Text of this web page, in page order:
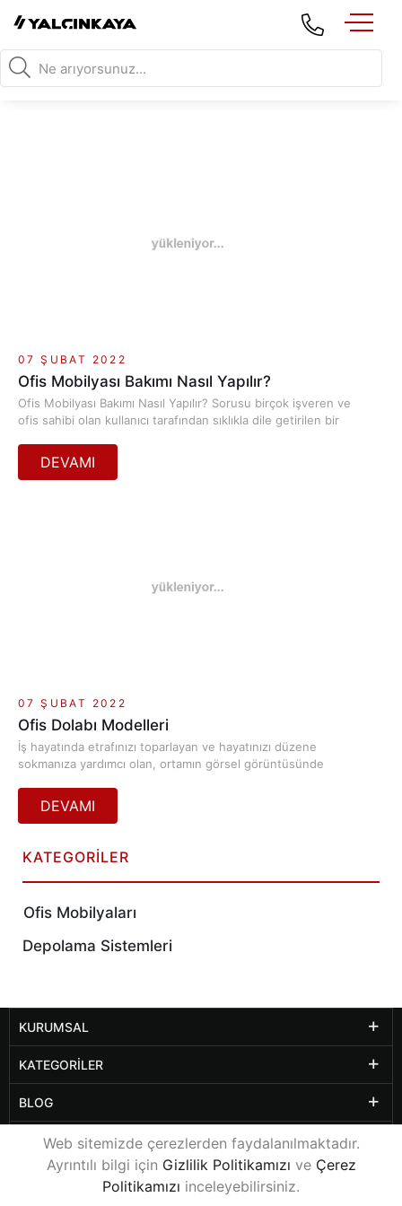
Web sitemizde çerezlerden faydalanılmaktadır.
Ayrıntılı bilgi için Gizlilik Politikamızı ve Çerez
Politikamızı inceleyebilirsiniz.
KATEGORILER
Ofis Mobilyaları
Depolama Sistemleri
07 ŞUBAT 2022
Ofis Mobilyası Bakımı Nasıl Yapılır?
Ofis Mobilyası Bakımı Nasıl Yapılır? Sorusu birçok işveren ve
ofis sahibi olan kullanıcı tarafından sıklıkla dile getirilen bir
07 ŞUBAT 2022
Ofis Dolabı Modelleri
İş hayatında etrafınızı toparlayan ve hayatınızı düzene
sokmanıza yardımcı olan, ortamın görsel görüntüsünde
modelleri Modelleri gelir. Çalışma alanlarınız içinde yer alan
mobilyalarınızın en önemli öğeleri içerisinde yer alan
tarafından sizlere uygun fiyatlarla sunuluyor.
KURUMSAL
KATEGORILER
BLOG
DIĞER SAYFALAR
www.yalcinkayaofis.com